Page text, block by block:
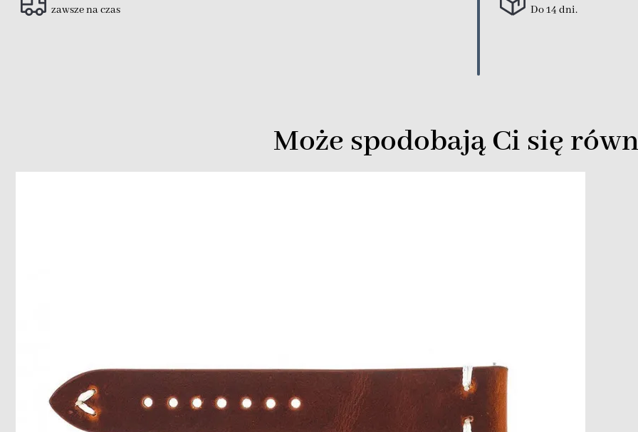
zawsze na czas
Do 14 dni.
Może spodobają Ci się